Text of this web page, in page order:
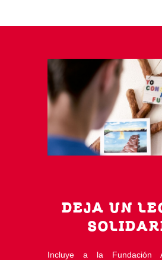
DEJA UN
Incluye a la Fundación